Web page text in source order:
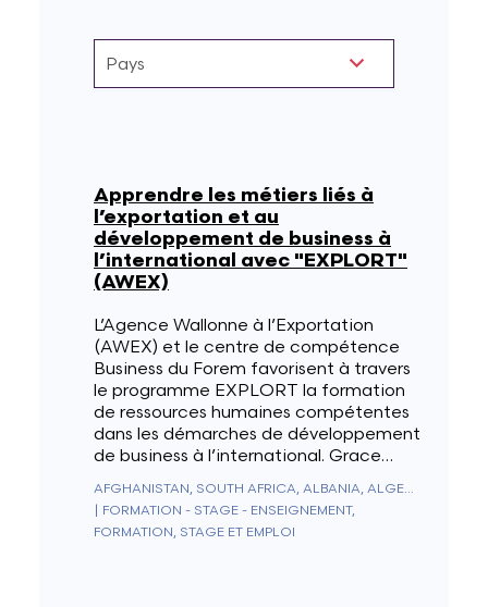
Apprendre les métiers liés à
l’exportation et au
développement de business à
l’international avec "EXPLORT"
(AWEX)
L’Agence Wallonne à l’Exportation
(AWEX) et le centre de compétence
Business du Forem favorisent à travers
le programme EXPLORT la formation
de ressources humaines compétentes
dans les démarches de développement
de business à l’international. Grace…
AFGHANISTAN, SOUTH AFRICA, ALBANIA, ALGERIA, GERMANY, ANDORRA, ANGOLA, ANGUILLA, ANTARCTICA, ANTIGUA & BARBUDA, NETHERLANDS ANTILLES, SAUDI ARABIA, ARGENTINA, ARMENIA, ARUBA, AUSTRALIA, AUSTRIA, AZERBAIJAN, BAHAMAS, BAHRAIN, BANGLADESH, BARBADOS, BELGIUM, BELIZE, BENIN, BERMUDA, BHUTAN, BELARUS, BOLIVIA, BOSNIA & HERZEGOVINA, BOTSWANA, BRAZIL, BRUNEI, BULGARIA, BURKINA FASO, BURUNDI, CAMBODIA, CAMEROON, CANADA, CAPE VERDE, CEUTA & MELILLA, CHILE, CHINA, CYPRUS, VATICAN CITY, COLOMBIA, COMOROS, CONGO - BRAZZAVILLE, CONGO - KINSHASA, NORTH KOREA, SOUTH KOREA, COSTA RICA, CÔTE D’IVOIRE, CROATIA, CUBA, CURAÇAO, DENMARK, DIEGO GARCIA, DJIBOUTI, DOMINICA, EGYPT, UNITED ARAB EMIRATES, ECUADOR, ERITREA, SPAIN, ESTONIA, ESWATINI, UNITED STATES, ETHIOPIA, FIJI, FINLAND, FRANCE, GABON, GAMBIA, GEORGIA, SOUTH GEORGIA & SOUTH SANDWICH ISLANDS, GHANA, GIBRALTAR, GREECE, GRENADA, GREENLAND, GUADELOUPE, GUAM, GUATEMALA, GUERNSEY, GUINEA, EQUATORIAL GUINEA, GUINEA-BISSAU, GUYANA, FRENCH GUIANA, HAITI, HONDURAS, HONG KONG SAR CHINA, HUNGARY, BOUVET ISLAND, CHRISTMAS ISLAND, CLIPPERTON ISLAND, ASCENSION ISLAND, ISLE OF MAN, NORFOLK ISLAND, ÅLAND ISLANDS, CAYMAN ISLANDS, CANARY ISLANDS, COCOS (KEELING) ISLANDS, COOK ISLANDS, U.S. OUTLYING ISLANDS, FAROE ISLANDS, HEARD & MCDONALD ISLANDS, FALKLAND ISLANDS, NORTHERN MARIANA ISLANDS, MARSHALL ISLANDS, PITCAIRN ISLANDS, SOLOMON ISLANDS, TURKS & CAICOS ISLANDS, U.S. VIRGIN ISLANDS, BRITISH VIRGIN ISLANDS, INDIA, INDONESIA, IRAQ, IRAN, IRELAND, ICELAND, ISRAEL, ITALY, JAMAICA, JAPAN, JERSEY, JORDAN, KAZAKHSTAN, KENYA, KYRGYZSTAN, KIRIBATI, KOSOVO, KUWAIT, LAOS, LESOTHO, LATVIA, LEBANON, LIBERIA, LIECHTENSTEIN, LITHUANIA, LUXEMBOURG, LIBYA, NORTH MACEDONIA, MADAGASCAR, MALAYSIA, MALAWI, MALDIVES, MALI, MALTA, MOROCCO, MARTINIQUE, MAURITIUS, MAURITANIA, MAYOTTE, MEXICO, MICRONESIA, MOLDOVA, MONACO, MONGOLIA, MONTENEGRO, MONTSERRAT, MOZAMBIQUE, MYANMAR (BURMA), NAMIBIA, NAURU, NEPAL, NICARAGUA, NIGER, NIGERIA, NIUE, NORWAY, NEW CALEDONIA, NEW ZEALAND, OUTLYING OCEANIA, OMAN, UGANDA, UZBEKISTAN, PAKISTAN, PALAU, PANAMA, PAPUA NEW GUINEA, PARAGUAY, NETHERLANDS, CARIBBEAN NETHERLANDS, PERU, PHILIPPINES, POLAND, FRENCH POLYNESIA, PUERTO RICO, PORTUGAL, QATAR, MACAO SAR CHINA, CENTRAL AFRICAN REPUBLIC, DOMINICAN REPUBLIC, RÉUNION, ROMANIA, UNITED KINGDOM, RUSSIA, RWANDA, WESTERN SAHARA, ST. KITTS & NEVIS, SAN MARINO, ST. PIERRE & MIQUELON, ST. VINCENT & GRENADINES, ST. HELENA, ST. LUCIA, EL SALVADOR, SAMOA, AMERICAN SAMOA, SÃO TOMÉ & PRÍNCIPE, SARK, SENEGAL, SERBIA, SEYCHELLES, SIERRA LEONE, SINGAPORE, SINT MAARTEN, SLOVAKIA, SLOVENIA, SOMALIA, SUDAN, SOUTH SUDAN, SRI LANKA, ST. BARTHÉLEMY, ST. MARTIN, SWEDEN, SWITZERLAND, SURINAME, SVALBARD & JAN MAYEN, SYRIA, TAJIKISTAN, TAIWAN, TANZANIA, CHAD, CZECHIA, FRENCH SOUTHERN TERRITORIES, BRITISH INDIAN OCEAN TERRITORY, PALESTINIAN TERRITORIES, THAILAND, TIMOR-LESTE, TOGO, TOKELAU, TONGA, TRINIDAD & TOBAGO, TRISTAN DA CUNHA, TUNISIA, TÜRKIYE, TURKMENISTAN, TUVALU, UKRAINE, URUGUAY, VANUATU, VENEZUELA, VIETNAM, WALLIS & FUTUNA, YEMEN, ZAMBIA, ZIMBABWE
FORMATION - STAGE - ENSEIGNEMENT,
FORMATION, STAGE ET EMPLOI
Musique
Théâtre, Cirque et Arts de la rue,